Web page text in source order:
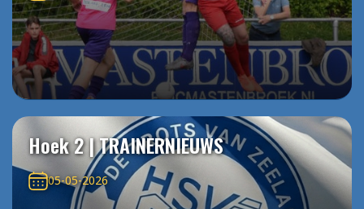
Hoek 2 | TRAINERNIEUWS
05-05-2026